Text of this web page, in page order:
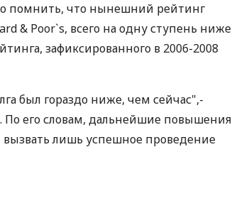
помнить, что нынешний рейтинг
& Poor`s, всего на одну ступень ниже
зафиксированного в 2006-2008
был гораздо ниже, чем сейчас",-
По его словам, дальнейшие повышения
лишь успешное проведение